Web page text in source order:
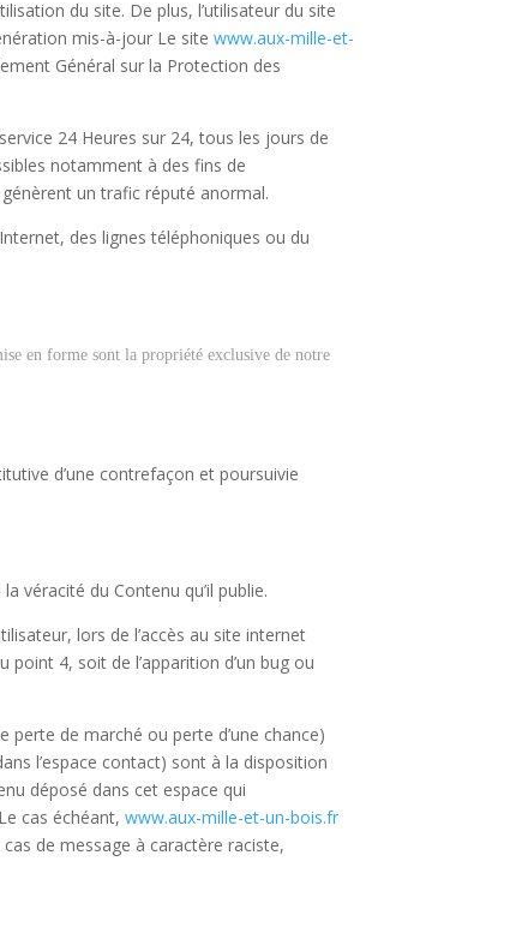
du site. De plus, l’utilisateur du site
mis-à-jour Le sitewww.aux-mille-et-
Général sur la Protection des
24 Heures sur 24, tous les jours de
notamment à des fins de
un trafic réputé anormal.
des lignes téléphoniques ou du
en forme sont la propriété exclusive de notre
d’une contrefaçon et poursuivie
véracité du Contenu qu’il publie.
lors de l’accès au site internet
4, soit de l’apparition d’un bug ou
de marché ou perte d’une chance)
l’espace contact) sont à la disposition
déposé dans cet espace qui
cas échéant,www.aux-mille-et-un-bois.fr
de message à caractère raciste,